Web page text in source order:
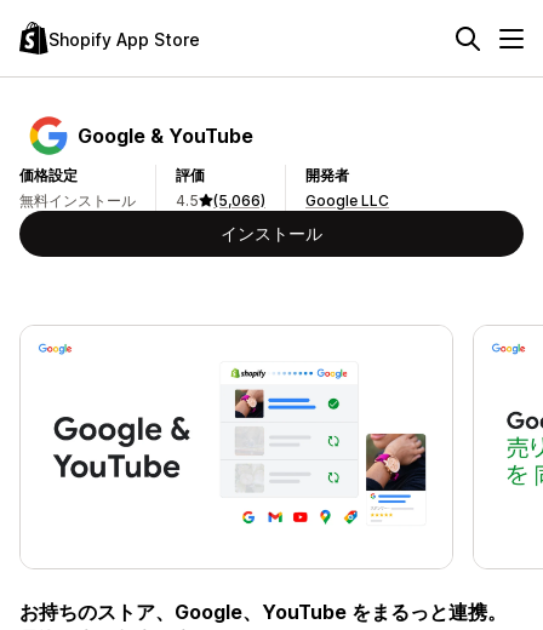
Shopify App Store
Google & YouTube
価格設定
無料インストール
評価
4.5
(5,066)
開発者
Google LLC
インストール
お持ちのストア、Google、YouTube をまるっと連携。